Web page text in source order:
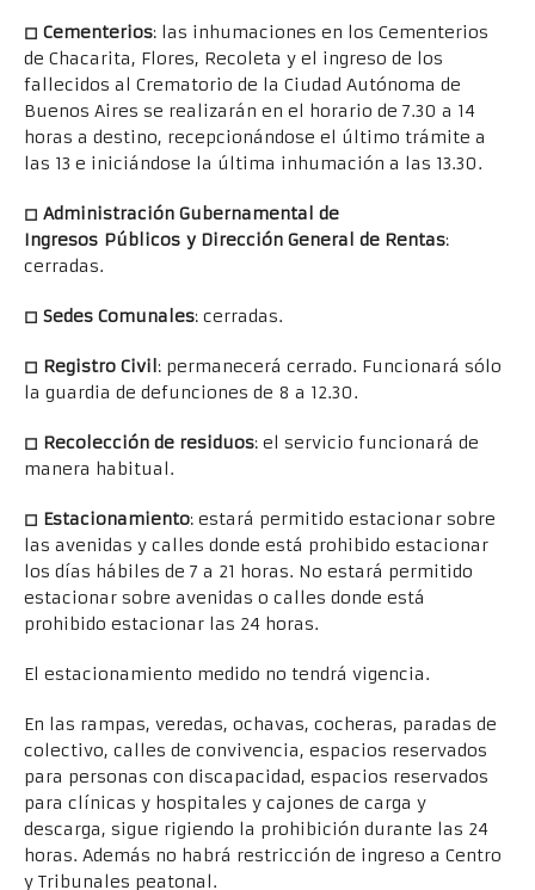
◻ Cementerios: las inhumaciones en los Cementerios
de Chacarita, Flores, Recoleta y el ingreso de los
fallecidos al Crematorio de la Ciudad Autónoma de
Buenos Aires se realizarán en el horario de 7.30 a 14
horas a destino, recepcionándose el último trámite a
las 13 e iniciándose la última inhumación a las 13.30.
◻ Administración Gubernamental de
Ingresos Públicos y Dirección General de Rentas:
cerradas.
◻ Sedes Comunales: cerradas.
◻ Registro Civil: permanecerá cerrado. Funcionará sólo
la guardia de defunciones de 8 a 12.30.
◻ Recolección de residuos: el servicio funcionará de
manera habitual.
◻ Estacionamiento: estará permitido estacionar sobre
las avenidas y calles donde está prohibido estacionar
los días hábiles de 7 a 21 horas. No estará permitido
estacionar sobre avenidas o calles donde está
prohibido estacionar las 24 horas.
El estacionamiento medido no tendrá vigencia.
En las rampas, veredas, ochavas, cocheras, paradas de
colectivo, calles de convivencia, espacios reservados
para personas con discapacidad, espacios reservados
para clínicas y hospitales y cajones de carga y
descarga, sigue rigiendo la prohibición durante las 24
horas. Además no habrá restricción de ingreso a Centro
y Tribunales peatonal.